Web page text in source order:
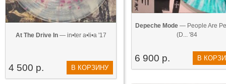
At The Drive In— in•ter a•li•a '17
4 500 р. В КОРЗИНУ
Depeche Mode — People Are
(D... '84
6 900 р. В